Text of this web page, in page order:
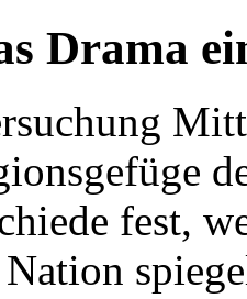
Drama
fest,